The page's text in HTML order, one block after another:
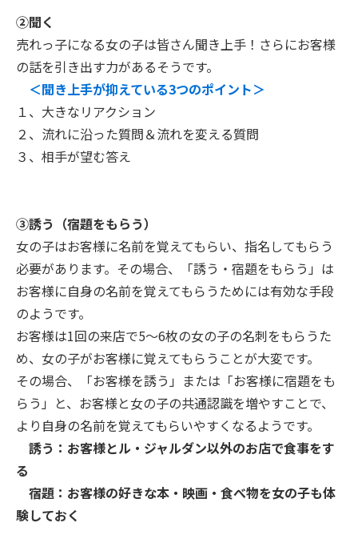
②聞く
売れっ子になる女の子は皆さん聞き上手！さらにお客様
の話を引き出す力があるそうです。
＜聞き上手が抑えている3つのポイント＞
１、大きなリアクション
２、流れに沿った質問＆流れを変える質問
３、相手が望む答え
③誘う（宿題をもらう）
女の子はお客様に名前を覚えてもらい、指名してもらう
必要があります。その場合、「誘う・宿題をもらう」は
お客様に自身の名前を覚えてもらうためには有効な手段
のようです。
お客様は1回の来店で5～6枚の女の子の名刺をもらうた
め、女の子がお客様に覚えてもらうことが大変です。
その場合、「お客様を誘う」または「お客様に宿題をも
らう」と、お客様と女の子の共通認識を増やすことで、
より自身の名前を覚えてもらいやすくなるようです。
誘う：お客様とル・ジャルダン以外のお店で食事をす
る
宿題：お客様の好きな本・映画・食べ物を女の子も体
験しておく